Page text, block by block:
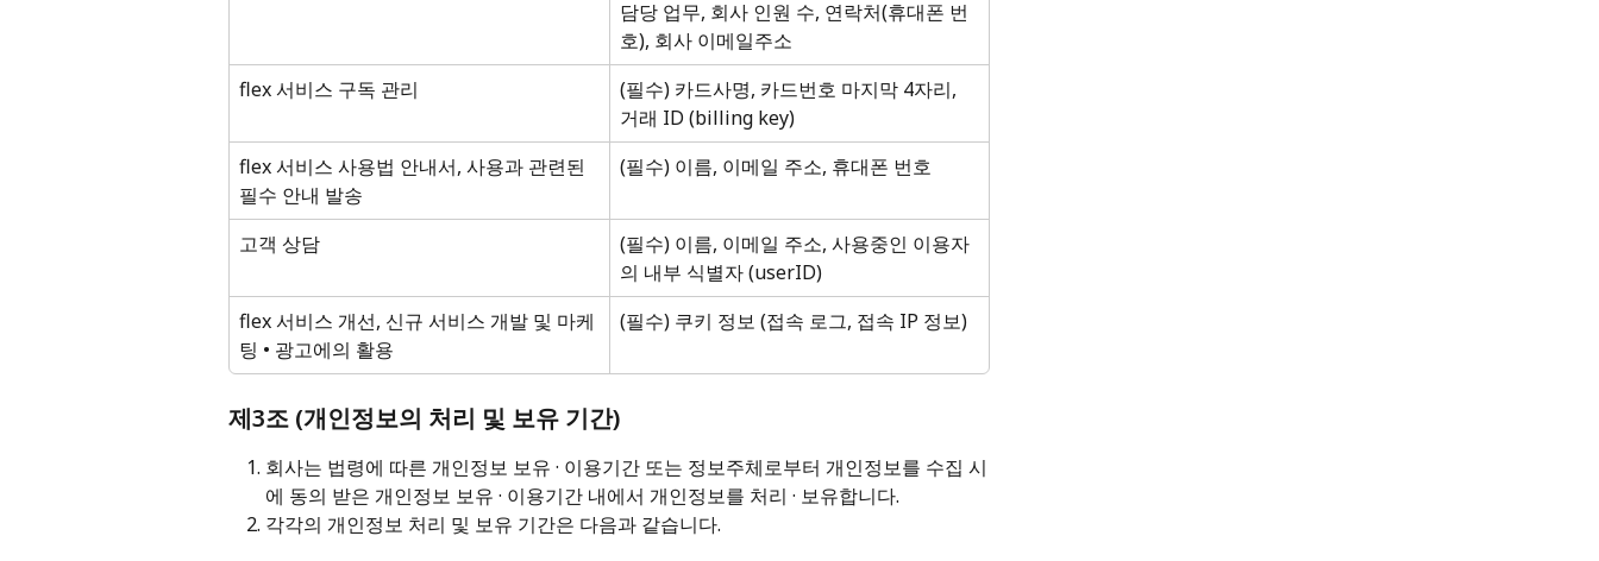
담당 업무, 회사 인원 수, 연락처(휴대폰 번
호), 회사 이메일주소
flex 서비스 구독 관리
(필수) 카드사명, 카드번호 마지막 4자리,
거래 ID (billing key)
flex 서비스 사용법 안내서, 사용과 관련된
필수 안내 발송
(필수) 이름, 이메일 주소, 휴대폰 번호
고객 상담
(필수) 이름, 이메일 주소, 사용중인 이용자
의 내부 식별자 (userID)
flex 서비스 개선, 신규 서비스 개발 및 마케
팅 • 광고에의 활용
(필수) 쿠키 정보 (접속 로그, 접속 IP 정보)
제3조 (개인정보의 처리 및 보유 기간)
회사는 법령에 따른 개인정보 보유 · 이용기간 또는 정보주체로부터 개인정보를 수집 시
에 동의 받은 개인정보 보유 · 이용기간 내에서 개인정보를 처리 · 보유합니다.
각각의 개인정보 처리 및 보유 기간은 다음과 같습니다.